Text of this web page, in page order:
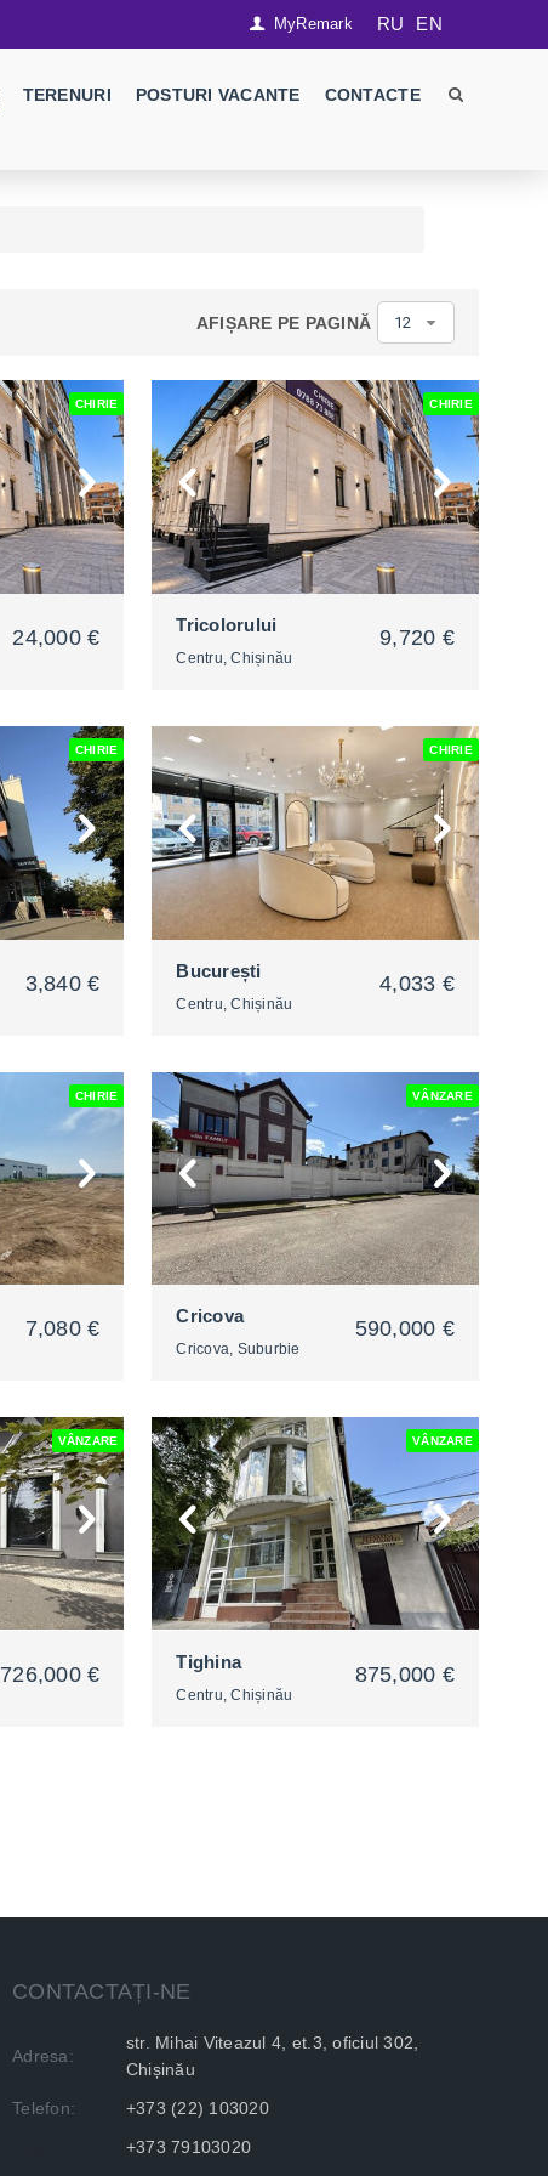
MyRemark RU EN
TERENURI POSTURI VACANTE CONTACTE
AFIȘARE PE PAGINĂ 12
CHIRIE
24,000 €
CHIRIE
2
Tricolorului
Centru, Chișinău
9,720 €
CHIRIE
3,840 €
CHIRIE
București
Centru, Chișinău
4,033 €
CHIRIE
7,080 €
VÂNZARE
2
Cricova
Cricova, Suburbie
590,000 €
VÂNZARE
726,000 €
VÂNZARE
Tighina
Centru, Chișinău
875,000 €
CONTACTAȚI-NE
Adresa:
str. Mihai Viteazul 4, et.3, oficiul 302,
Chișinău
Telefon:
+373 (22) 103020
+373 79103020